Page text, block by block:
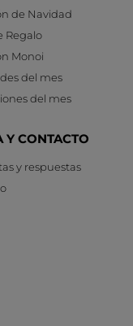
de Navidad
Regalo
Monoi
del mes
del mes
Y CONTACTO
y respuestas